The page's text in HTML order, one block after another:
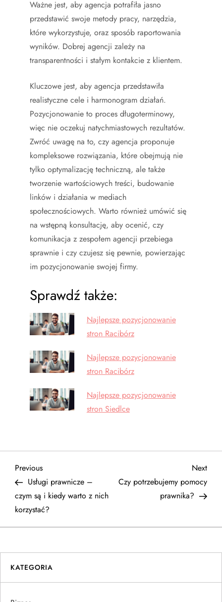
Ważne jest, aby agencja potrafiła jasno
przedstawić swoje metody pracy, narzędzia,
które wykorzystuje, oraz sposób raportowania
wyników. Dobrej agencji zależy na
transparentności i stałym kontakcie z klientem.
Kluczowe jest, aby agencja przedstawiła
realistyczne cele i harmonogram działań.
Pozycjonowanie to proces długoterminowy,
więc nie oczekuj natychmiastowych rezultatów.
Zwróć uwagę na to, czy agencja proponuje
kompleksowe rozwiązania, które obejmują nie
tylko optymalizację techniczną, ale także
tworzenie wartościowych treści, budowanie
linków i działania w mediach
społecznościowych. Warto również umówić się
na wstępną konsultację, aby ocenić, czy
komunikacja z zespołem agencji przebiega
sprawnie i czy czujesz się pewnie, powierzając
im pozycjonowanie swojej firmy.
Sprawdź także:
Najlepsze pozycjonowanie
stron Racibórz
Najlepsze pozycjonowanie
stron Racibórz
Najlepsze pozycjonowanie
stron Siedlce
N
a
w
g
a
Previous
Post
Previous
Usługi prawnicze –
czym są i kiedy warto z nich
korzystać?
Next
Post
Next
Czy potrzebujemy pomocy
prawnika?
KATEGORIA